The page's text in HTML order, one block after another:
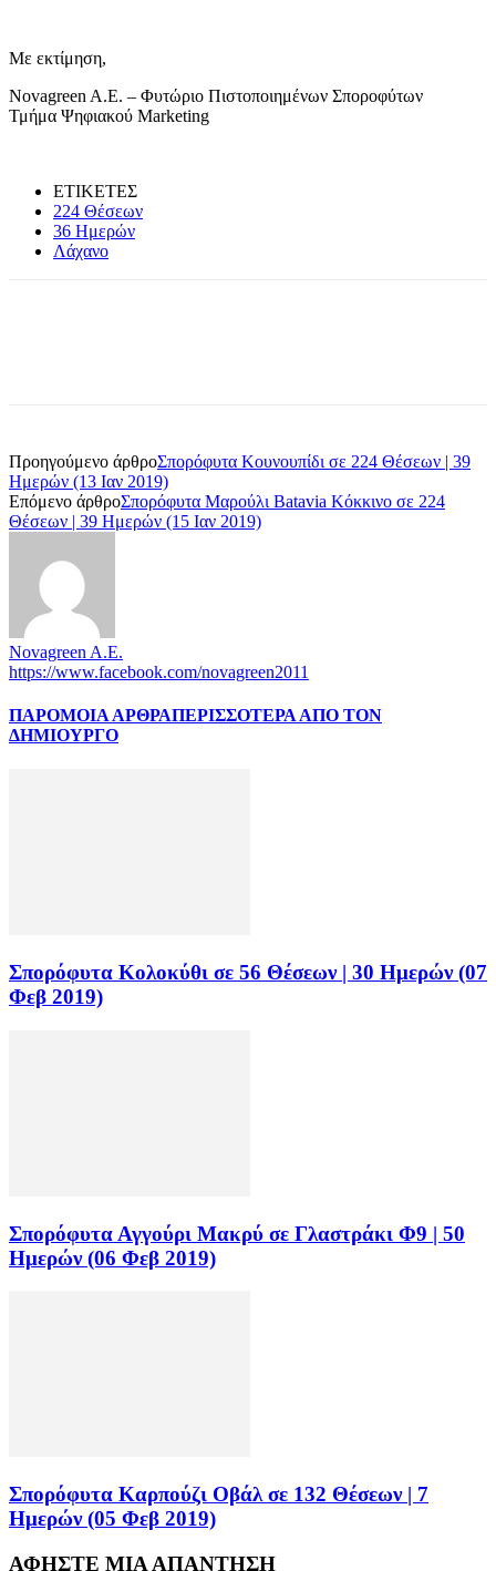
Με εκτίμηση,
Novagreen A.E. – Φυτώριο Πιστοποιημένων Σποροφύτων
Τμήμα Ψηφιακού Marketing
ΕΤΙΚΕΤΕΣ
224 Θέσεων
36 Ημερών
Λάχανο
Προηγούμενο άρθροΣπορόφυτα Κουνουπίδι σε 224 Θέσεων | 39
Ημερών (13 Ιαν 2019)
Επόμενο άρθροΣπορόφυτα Μαρούλι Batavia Κόκκινο σε 224
Θέσεων | 39 Ημερών (15 Ιαν 2019)
Novagreen A.E.
https://www.facebook.com/novagreen2011
ΠΑΡΟΜΟΙΑ ΑΡΘΡΑΠΕΡΙΣΣΟΤΕΡΑ ΑΠΟ ΤΟΝ
ΔΗΜΙΟΥΡΓΟ
Σπορόφυτα Κολοκύθι σε 56 Θέσεων | 30 Ημερών (07
Φεβ 2019)
Σπορόφυτα Αγγούρι Μακρύ σε Γλαστράκι Φ9 | 50
Ημερών (06 Φεβ 2019)
Σπορόφυτα Καρπούζι Οβάλ σε 132 Θέσεων | 7
Ημερών (05 Φεβ 2019)
ΑΦΗΣΤΕ ΜΙΑ ΑΠΑΝΤΗΣΗ